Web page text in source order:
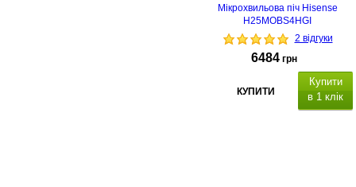
Мікрохвильова піч Hisense
H25MOBS4HGI
2 відгуки
6484 грн
КУПИТИ
Купити
в 1 клік